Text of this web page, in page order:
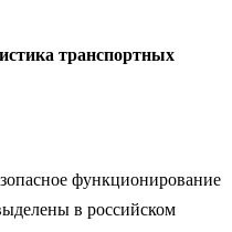
транспортных
функционирование
в российском